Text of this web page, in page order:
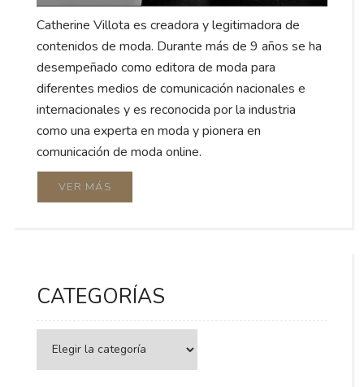
Catherine Villota es creadora y legitimadora de
contenidos de moda. Durante más de 9 años se ha
desempeñado como editora de moda para
diferentes medios de comunicación nacionales e
internacionales y es reconocida por la industria
como una experta en moda y pionera en
comunicación de moda online.
VER MÁS
CATEGORÍAS